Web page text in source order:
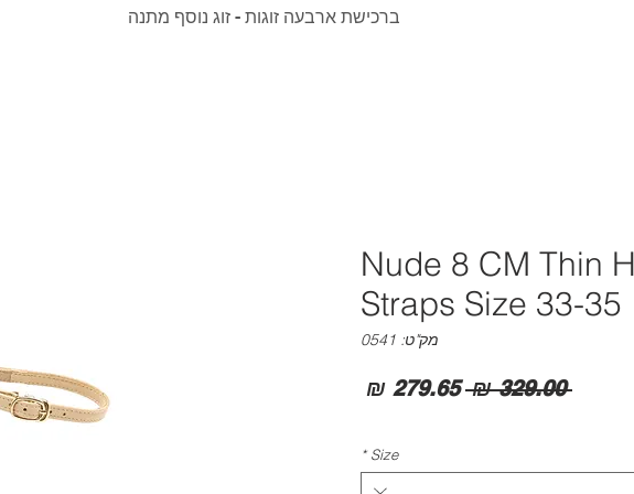
ברכישת ארבעה זוגות - זוג נוסף מתנה
Nude 8 CM Thin
Straps Size 33-35
מק"ט: 0541
‏329.00 ‏₪
מחיר
Size
*